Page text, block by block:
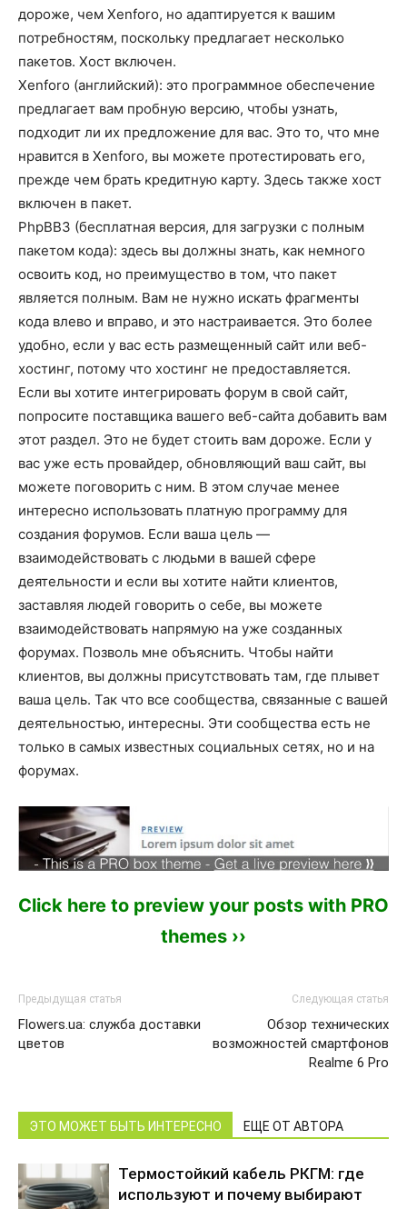
дороже, чем Xenforo, но адаптируется к вашим
потребностям, поскольку предлагает несколько
пакетов. Хост включен.
Xenforo (английский): это программное обеспечение
предлагает вам пробную версию, чтобы узнать,
подходит ли их предложение для вас. Это то, что мне
нравится в Xenforo, вы можете протестировать его,
прежде чем брать кредитную карту. Здесь также хост
включен в пакет.
PhpBB3 (бесплатная версия, для загрузки с полным
пакетом кода): здесь вы должны знать, как немного
освоить код, но преимущество в том, что пакет
является полным. Вам не нужно искать фрагменты
кода влево и вправо, и это настраивается. Это более
удобно, если у вас есть размещенный сайт или веб-
хостинг, потому что хостинг не предоставляется.
Если вы хотите интегрировать форум в свой сайт,
попросите поставщика вашего веб-сайта добавить вам
этот раздел. Это не будет стоить вам дороже. Если у
вас уже есть провайдер, обновляющий ваш сайт, вы
можете поговорить с ним. В этом случае менее
интересно использовать платную программу для
создания форумов. Если ваша цель —
взаимодействовать с людьми в вашей сфере
деятельности и если вы хотите найти клиентов,
заставляя людей говорить о себе, вы можете
взаимодействовать напрямую на уже созданных
форумах. Позволь мне объяснить. Чтобы найти
клиентов, вы должны присутствовать там, где плывет
ваша цель. Так что все сообщества, связанные с вашей
деятельностью, интересны. Эти сообщества есть не
только в самых известных социальных сетях, но и на
форумах.
Click here to preview your posts with PRO
themes ››
Предыдущая статья
Flowers.ua: служба доставки
цветов
Следующая статья
Обзор технических
возможностей смартфонов
Realme 6 Pro
ЭТО МОЖЕТ БЫТЬ ИНТЕРЕСНО ЕЩЕ ОТ АВТОРА
Термостойкий кабель РКГМ: где
используют и почему выбирают